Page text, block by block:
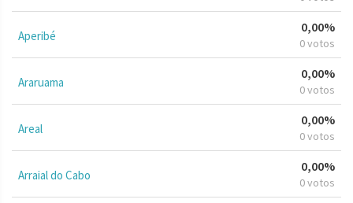
Aperibé
0,00%
0 votos
Araruama
0,00%
0 votos
Areal
0,00%
0 votos
Arraial do Cabo
0,00%
0 votos